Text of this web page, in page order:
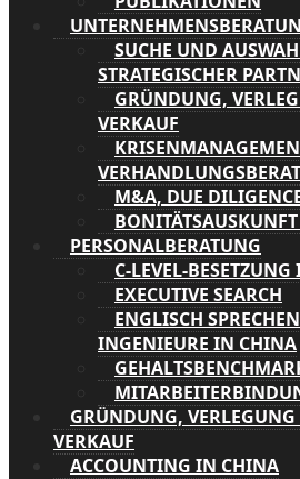
SUCHE UND
STRATEGISCHER
GRÜNDUNG,
VERKAUF
M&A, DUE
PERSONALBERATUNG
C-LEVEL-
EXECUTIVE SEARCH
ENGLISCH
INGENIEURE IN CHINA
GRÜNDUNG,
VERKAUF
ACCOUNTING IN CHINA